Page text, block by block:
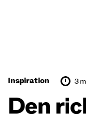
Inspiration 3
Den